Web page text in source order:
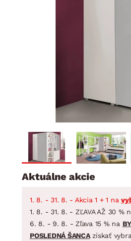
VEĽKÁ NOC
Aktuálne akcie
1. 8. - 31. 8. - Akcia 1 + 1 na
1. 8. - 31. 8. - ZĽAVA AŽ 30
6. 8. - 9. 8. - Zľava 15 % na
POSLEDNÁ ŠANCAzískať